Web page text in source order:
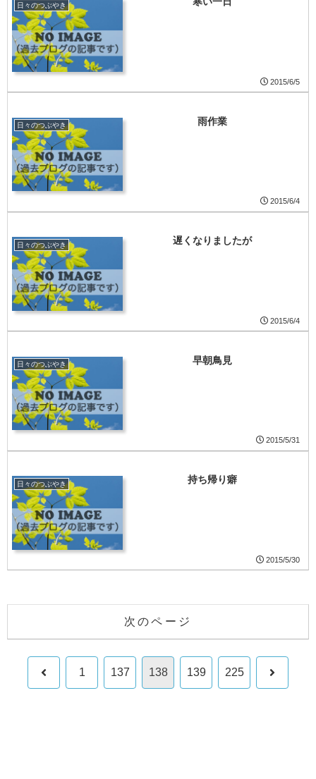
日々のつぶやき
2015/6/5
日々のつぶやき 雨作業
2015/6/4
日々のつぶやき 遅くなりましたが
2015/6/4
日々のつぶやき 早朝鳥見
2015/5/31
日々のつぶやき 持ち帰り癖
2015/5/30
次のページ
前 1 137 138 139 225 次